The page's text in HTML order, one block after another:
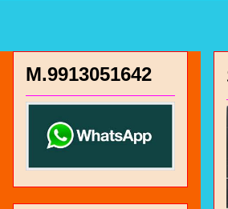
M.9913051642